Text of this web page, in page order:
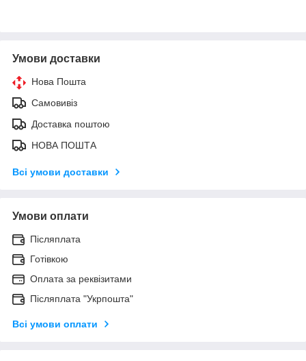
Умови доставки
Нова Пошта
Самовивіз
Доставка поштою
НОВА ПОШТА
Всі умови доставки
Умови оплати
Післяплата
Готівкою
Оплата за реквізитами
Післяплата "Укрпошта"
Всі умови оплати